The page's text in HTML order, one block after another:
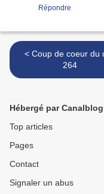
Répondre
< Coup de coeur du défi
264
Hébergé par Canalblog
Top articles
Pages
Contact
Signaler un abus